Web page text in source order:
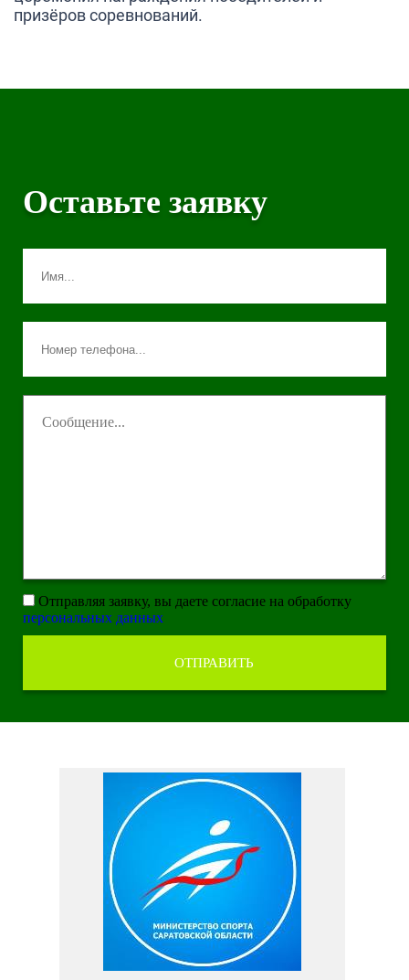
призёров соревнований.
Оставьте заявку
Отправляя заявку, вы даете согласие на обработку
персональных данных